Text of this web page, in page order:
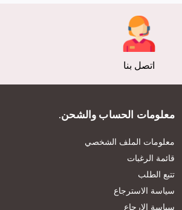
اتصل بنا
معلومات الحساب والشحن.
معلومات الملف الشخصي
قائمة الرغبات
تتبع الطلب
سياسة الاسترجاع
سياسة الإرجاع